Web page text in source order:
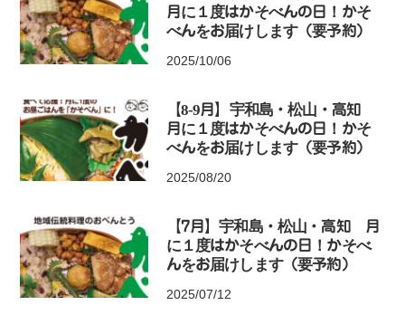
月に１度はかそべんの日！かそ
べんをお届けします（要予約）
2025/10/06
【8-9月】宇和島・松山・高知
月に１度はかそべんの日！かそ
べんをお届けします（要予約）
2025/08/20
【7月】宇和島・松山・高知 月
に１度はかそべんの日！かそべ
んをお届けします（要予約）
2025/07/12